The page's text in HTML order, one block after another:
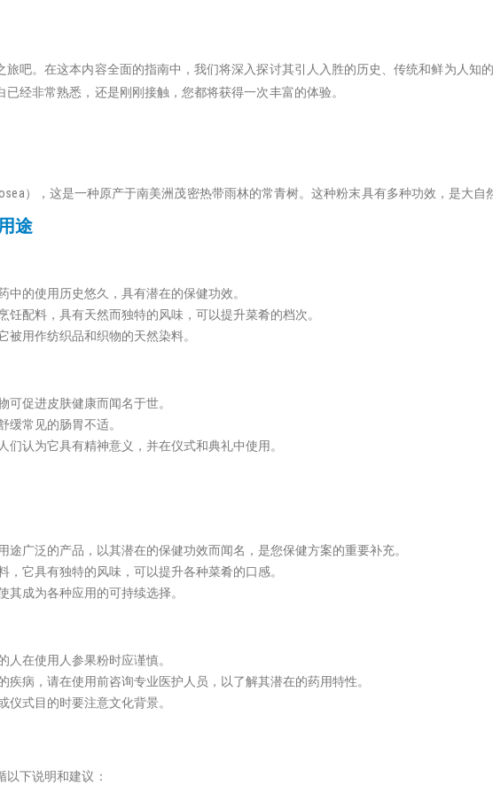
旅吧。在这本内容全面的指南中，我们将深入探讨其引人入胜的历史、传统和鲜为人知
经非常熟悉，还是刚刚接触，您都将获得一次丰富的体验。
），这是一种原产于南美洲茂密热带雨林的常青树。这种粉末具有多种功效，是大自
途
中的使用历史悠久，具有潜在的保健功效。
饪配料，具有天然而独特的风味，可以提升菜肴的档次。
被用作纺织品和织物的天然染料。
可促进皮肤健康而闻名于世。
缓常见的肠胃不适。
们认为它具有精神意义，并在仪式和典礼中使用。
途广泛的产品，以其潜在的保健功效而闻名，是您保健方案的重要补充。
，它具有独特的风味，可以提升各种菜肴的口感。
其成为各种应用的可持续选择。
人在使用人参果粉时应谨慎。
疾病，请在使用前咨询专业医护人员，以了解其潜在的药用特性。
仪式目的时要注意文化背景。
下说明和建议：